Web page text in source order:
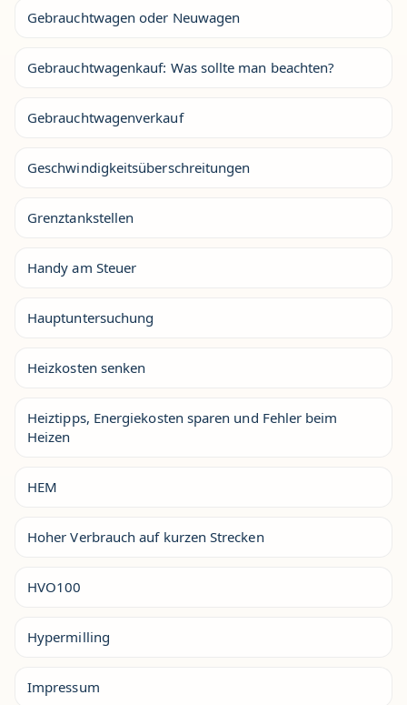
Gebrauchtwagen oder Neuwagen
Gebrauchtwagenkauf: Was sollte man beachten?
Gebrauchtwagenverkauf
Geschwindigkeitsüberschreitungen
Grenztankstellen
Handy am Steuer
Hauptuntersuchung
Heizkosten senken
Heiztipps, Energiekosten sparen und Fehler beim
Heizen
HEM
Hoher Verbrauch auf kurzen Strecken
HVO100
Hypermilling
Impressum